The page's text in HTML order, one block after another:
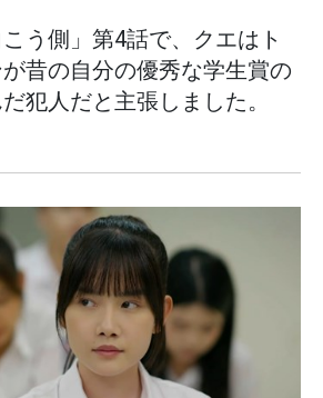
う側」第4話で、クエはト
昔の自分の優秀な学生賞の
犯人だと主張しました。